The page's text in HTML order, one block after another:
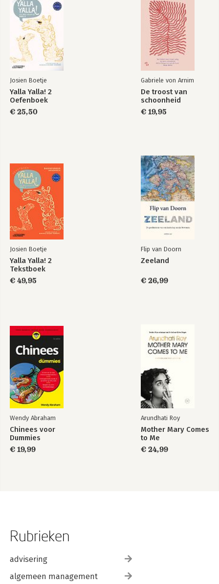
Josien Boetje
Yalla Yalla! 2
Oefenboek
€ 25,50
Gabriele von Arnim
De troost van
schoonheid
€ 19,95
Josien Boetje
Yalla Yalla! 2
Tekstboek
€ 49,95
Flip van Doorn
Zeeland
€ 26,99
Wendy Abraham
Chinees voor
Dummies
€ 19,99
Arundhati Roy
Mother Mary Comes
to Me
€ 24,99
Rubrieken
advisering
algemeen management